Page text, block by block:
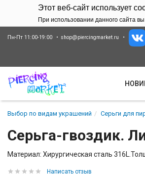
Этот веб-сайт использует
При использовании данного сайта
Пн-Пт 11:00-19:00 shop@piercingmarket.ru
Выбор по видам украшений Серьги для
Серьга-гвоздик.
Материал: Хирургическая сталь
Написать отзыв